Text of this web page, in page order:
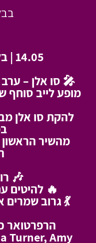
14.05 | בלה צ׳או ראשל״צ
🎤 סו אלן –
מופע לייב סוחף
להקת סו אלן
מהשיר
🎶
🔥 להיטים
💃 גרוב
הרפרטואר
Turner, Amy